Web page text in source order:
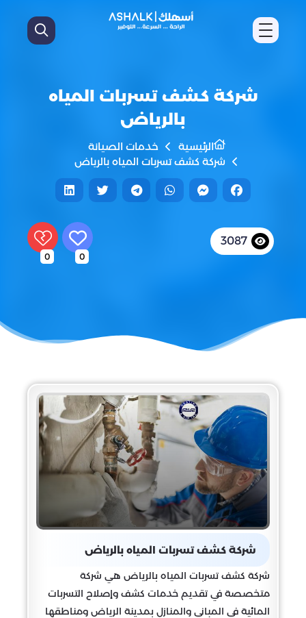
شركة كشف تسربات المياه
بالرياض
الرئيسية
خدمات الصيانة
شركة كشف تسربات المياه بالرياض
3087
0
0
شركة كشف تسربات المياه بالرياض
شركة كشف تسربات المياه بالرياض هي شركة
متخصصة في تقديم خدمات كشف وإصلاح التسربات
المائية في المباني والمنازل بمدينة الرياض ومناطقها